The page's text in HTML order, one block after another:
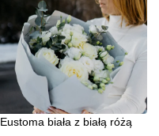
Eustoma biała z białą różą